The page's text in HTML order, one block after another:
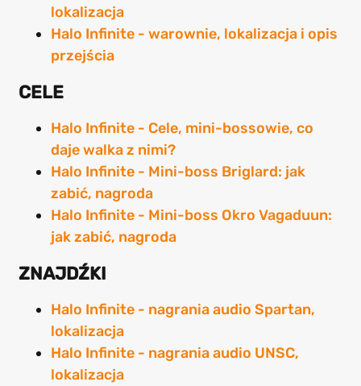
lokalizacja
Halo Infinite - warownie, lokalizacja i opis
przejścia
CELE
Halo Infinite - Cele, mini-bossowie, co
daje walka z nimi?
Halo Infinite - Mini-boss Briglard: jak
zabić, nagroda
Halo Infinite - Mini-boss Okro Vagaduun:
jak zabić, nagroda
ZNAJDŹKI
Halo Infinite - nagrania audio Spartan,
lokalizacja
Halo Infinite - nagrania audio UNSC,
lokalizacja